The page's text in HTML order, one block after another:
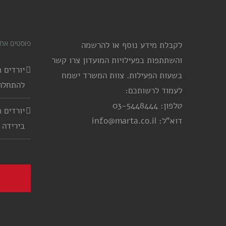
לקבלת מידע נוסף או להרשמה
והשתתפות בפעילויות המועדון צרו קשר
בשעות הפעילות. צוות המשרד ישמח
לעמוד לרשותכם:
טלפון: 03-5448444
דוא"ל: info@marta.co.il
פוסטים
בירידה